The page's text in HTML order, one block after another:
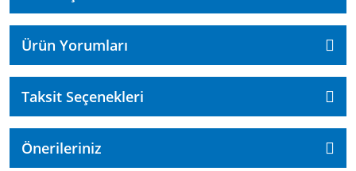
Ürün Yorumları
Taksit Seçenekleri
Önerileriniz